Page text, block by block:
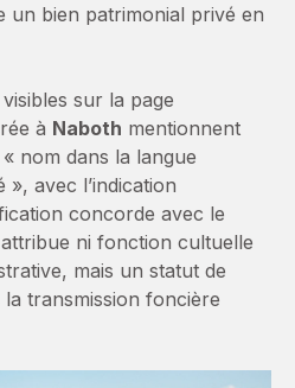
un bien patrimonial privé en
sur la page
à Naboth mentionnent
nom dans la langue
», avec l’indication
concorde avec le
ni fonction cultuelle
mais un statut de
transmission foncière